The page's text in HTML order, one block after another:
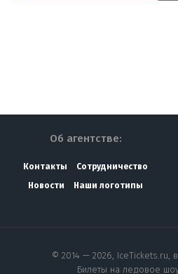
Об агентстве:
Контакты
Сотрудничество
Новости
Наши логотипы
© 2014 — 2026, IceTickets.ru,
Билеты на ледовое